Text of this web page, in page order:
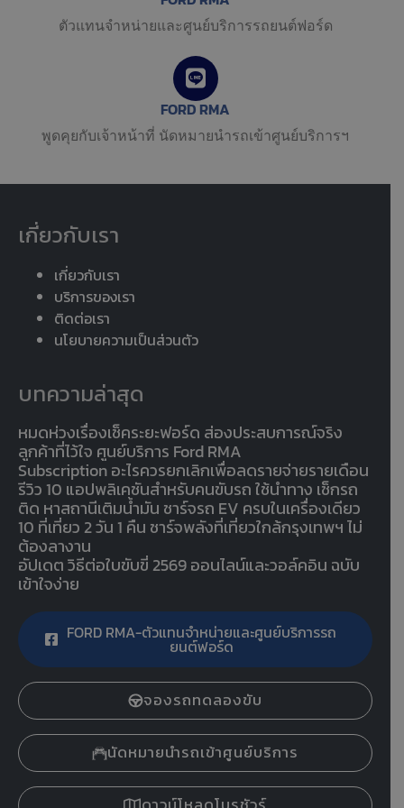
ตัวแทนจำหน่ายและศูนย์บริการรถยนต์ฟอร์ด
FORD RMA
พูดคุยกับเจ้าหน้าที่ นัดหมายนำรถเข้าศูนย์บริการฯ
เกี่ยวกับเรา
เกี่ยวกับเรา
บริการของเรา
ติดต่อเรา
นโยบายความเป็นส่วนตัว
บทความล่าสุด
หมดห่วงเรื่องเช็คระยะฟอร์ด ส่องประสบการณ์จริง
ลูกค้าที่ไว้ใจ ศูนย์บริการ Ford RMA
Subscription อะไรควรยกเลิกเพื่อลดรายจ่ายรายเดือน
รีวิว 10 แอปพลิเคชันสำหรับคนขับรถ ใช้นำทาง เช็กรถ
ติด หาสถานีเติมน้ำมัน ชาร์จรถ EV ครบในเครื่องเดียว
10 ที่เที่ยว 2 วัน 1 คืน ชาร์จพลังที่เที่ยวใกล้กรุงเทพฯ ไม่
ต้องลางาน
อัปเดต วิธีต่อใบขับขี่ 2569 ออนไลน์และวอล์คอิน ฉบับ
เข้าใจง่าย
FORD RMA-ตัวแทนจำหน่ายและศูนย์บริการรถ
ยนต์ฟอร์ด
จองรถทดลองขับ
นัดหมายนำรถเข้าศูนย์บริการ